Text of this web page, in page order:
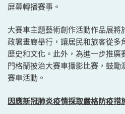
屏幕轉播賽事。
大賽車主題藝術創作活動作品展將
政署畫廊舉行，讓居民和旅客從多
歷史和文化。此外，為進一步推廣
門格蘭披治大賽車攝影比賽，鼓
賽車活動。
因應新冠肺炎疫情採取嚴格防疫措